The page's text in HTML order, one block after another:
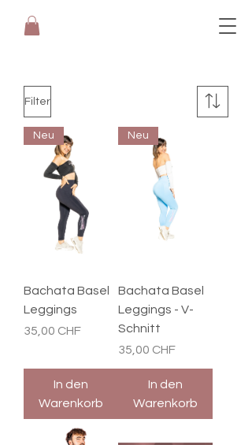
Filter
Neu
Bachata Basel
Leggings
Preis
35,00 CHF
In den
Warenkorb
Neu
Bachata Basel
Leggings - V-
Schnitt
Preis
35,00 CHF
In den
Warenkorb